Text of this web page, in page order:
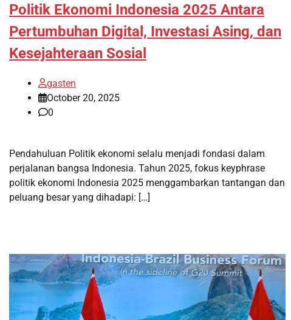
Politik Ekonomi Indonesia 2025 Antara
Pertumbuhan Digital, Investasi Asing, dan
Kesejahteraan Sosial
gasten
October 20, 2025
0
Pendahuluan Politik ekonomi selalu menjadi fondasi dalam
perjalanan bangsa Indonesia. Tahun 2025, fokus keyphrase
politik ekonomi Indonesia 2025 menggambarkan tantangan dan
peluang besar yang dihadapi: […]